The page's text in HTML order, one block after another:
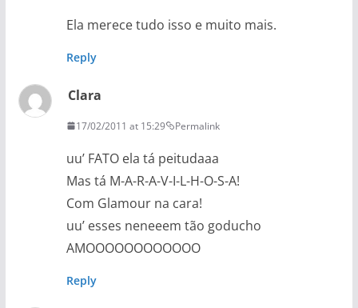
Ela merece tudo isso e muito mais.
Reply
Clara
17/02/2011 at 15:29 Permalink
uu’ FATO ela tá peitudaaa
Mas tá M-A-R-A-V-I-L-H-O-S-A!
Com Glamour na cara!
uu’ esses neneeem tão goducho
AMOOOOOOOOOOOO
Reply